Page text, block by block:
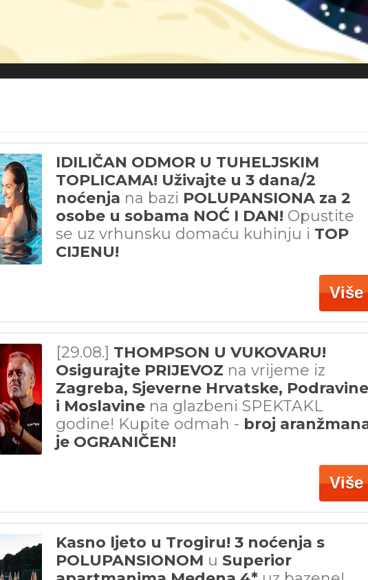
IDILIČAN ODMOR U TUHELJSKIM
TOPLICAMA! Uživajte u 3 dana/2
noćenja na bazi POLUPANSIONA za 2
osobe u sobama NOĆ I DAN! Opustite
se uz vrhunsku domaću kuhinju i TOP
CIJENU!
Više
[29.08.] THOMPSON U VUKOVARU!
Osigurajte PRIJEVOZ na vrijeme iz
Zagreba, Sjeverne Hrvatske, Podravine
i Moslavine na glazbeni SPEKTAKL
godine! Kupite odmah - broj
je OGRANIČEN!
Više
Kasno ljeto u Trogiru! 3 noćenja s
POLUPANSIONOM u Superior